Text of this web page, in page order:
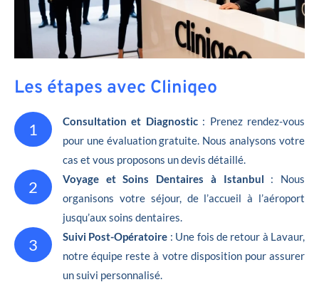
Les étapes avec Cliniqeo
1 Consultation et Diagnostic: Prenez rendez-vous
pour une évaluation gratuite. Nous analysons votre
cas et vous proposons un devis détaillé.
2 Voyage et Soins Dentaires à Istanbul : Nous
organisons votre séjour, de l’accueil à l’aéroport
jusqu’aux soins dentaires.
3 Suivi Post-Opératoire : Une fois de retour à Lavaur,
notre équipe reste à votre disposition pour assurer
un suivi personnalisé.